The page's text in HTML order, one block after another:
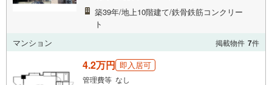
築39年/地上10階建て/鉄骨鉄筋コンクリー
ト
マンション
掲載物件 7件
4.2万円 即入居可
管理費等 なし